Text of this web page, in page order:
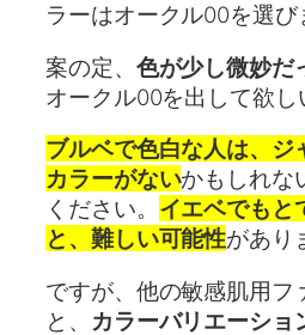
ラーはオークル00を選び
案の定、 色が少し微妙だ
オークル00を出して欲し
ブルベで色白な人は、ジ
カラーがないかもしれな
ください。 イエベでもと
と、難しい可能性があり
ですが、他の敏感肌用フ
と、 カラーバリエーショ